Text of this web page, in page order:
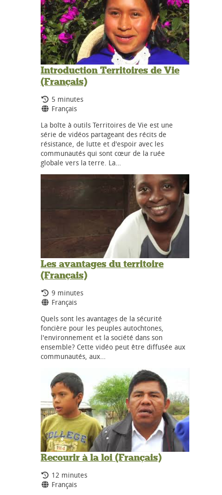
Introduction Territoires de Vie
(Français)
Durée:
5 minutes
Langues:
Français
La boîte à outils Territoires de Vie est une
série de vidéos partageant des récits de
résistance, de lutte et d'espoir avec les
communautés qui sont cœur de la ruée
globale vers la terre. La…
Les avantages du territoire
(Français)
Durée:
9 minutes
Langues:
Français
Quels sont les avantages de la sécurité
foncière pour les peuples autochtones,
l'environnement et la société dans son
ensemble? Cette vidéo peut être diffusée aux
communautés, aux…
Recourir à la loi (Français)
Durée:
12 minutes
Langues:
Français